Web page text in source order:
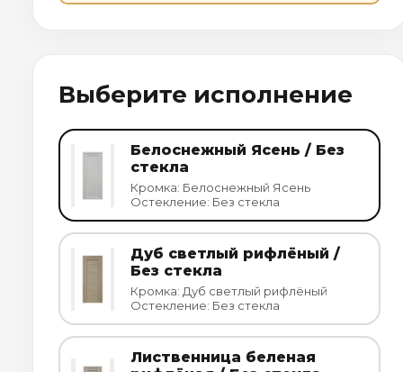
Выберите исполнение
Белоснежный Ясень / Без
стекла
Кромка: Белоснежный Ясень
Остекление: Без стекла
Дуб светлый рифлёный /
Без стекла
Кромка: Дуб светлый рифлёный
Остекление: Без стекла
Лиственница беленая